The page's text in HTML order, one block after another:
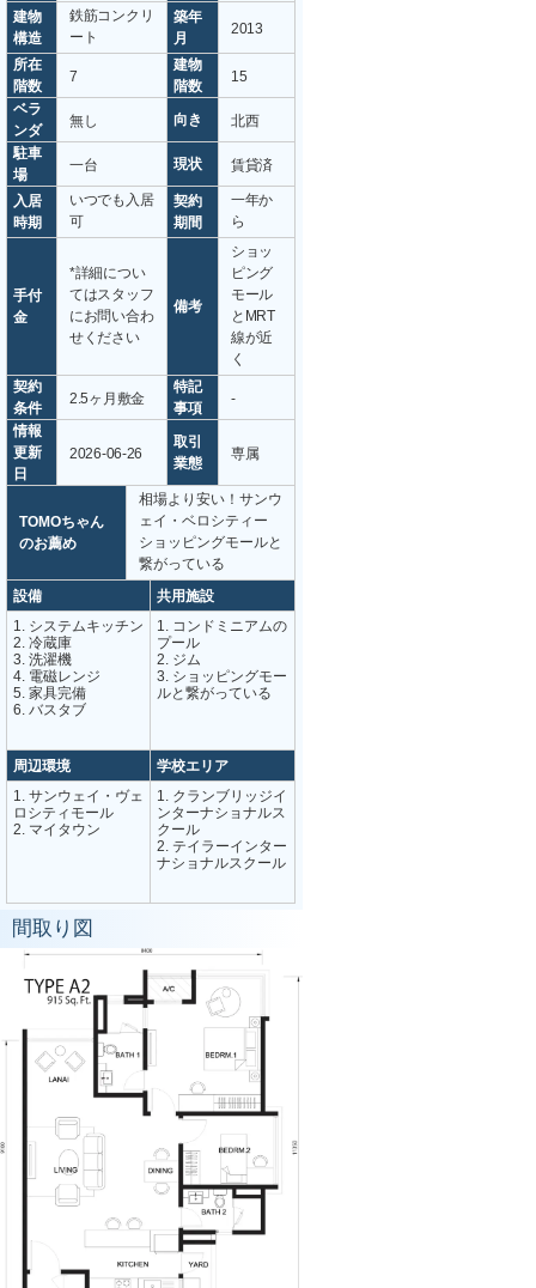
建物
構造
鉄筋コンクリ
ート
築年
月
2013
所在
階数
7
建物
階数
15
ベラ
ンダ
無し 向き
北西
駐車
場
一台 現状 賃貸済
入居
時期
いつでも入居
可
契約
期間
一年か
ら
手付
金
*詳細につい
てはスタッフ
にお問い合わ
せください
備考
ショッ
ピング
モール
とMRT
線が近
く
契約
条件
2.5ヶ月敷金
特記
事項
-
情報
更新
日
2026-06-26
取引
業態
専属
TOMOちゃん
のお薦め
相場より安い！サンウ
ェイ・ベロシティー
ショッピングモールと
繋がっている
設備
共用施設
1. システムキッチン
2. 冷蔵庫
3. 洗濯機
4. 電磁レンジ
5. 家具完備
6. バスタブ
1. コンドミニアムの
プール
2. ジム
3. ショッピングモー
ルと繋がっている
周辺環境
学校エリア
1. サンウェイ・ヴェ
ロシティモール
2. マイタウン
1. クランブリッジイ
ンターナショナルス
クール
2. テイラーインター
ナショナルスクール
間取り図